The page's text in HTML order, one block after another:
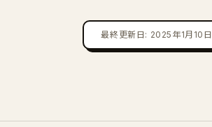
最終更新日: 2025年1月10日